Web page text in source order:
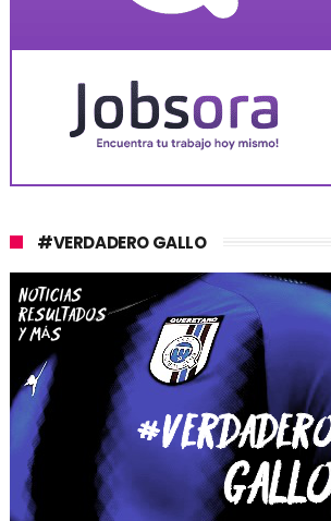
#VERDADERO GALLO